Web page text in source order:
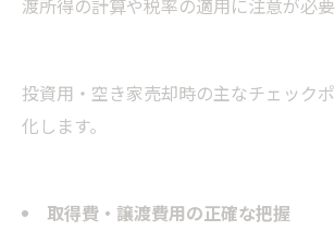
渡所得の計算や税率の適用に注意が必要
投資用・空き家売却時の主なチェック
化します。
取得費・譲渡費用の正確な把握